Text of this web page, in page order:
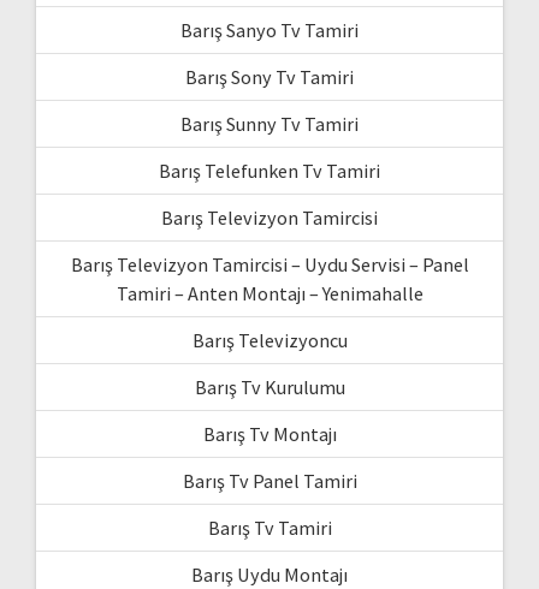
Barış Sanyo Tv Tamiri
Barış Sony Tv Tamiri
Barış Sunny Tv Tamiri
Barış Telefunken Tv Tamiri
Barış Televizyon Tamircisi
Barış Televizyon Tamircisi – Uydu Servisi – Panel
Tamiri – Anten Montajı – Yenimahalle
Barış Televizyoncu
Barış Tv Kurulumu
Barış Tv Montajı
Barış Tv Panel Tamiri
Barış Tv Tamiri
Barış Uydu Montajı